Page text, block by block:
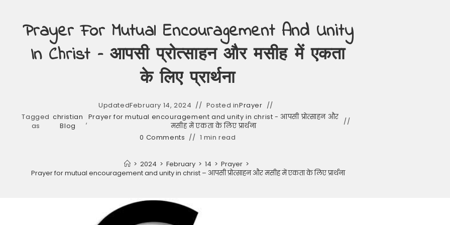
Prayer For Mutual Encouragement And Unity
In Christ – आपसी प्रोत्साहन और मसीह में एकता
के लिए प्रार्थना
UpdatedFebruary 14, 2024 Posted inPrayer
Tagged
as
christian
Blog
,Prayer for mutual encouragement and unity in christ - आपसी प्रोत्साहन और
मसीह में एकता के लिए प्रार्थना
0 Comments
1 min read
> 2024 > February > 14 > Prayer >
Prayer for mutual encouragement and unity in christ – आपसी प्रोत्साहन और मसीह में एकता के लिए प्रार्थना